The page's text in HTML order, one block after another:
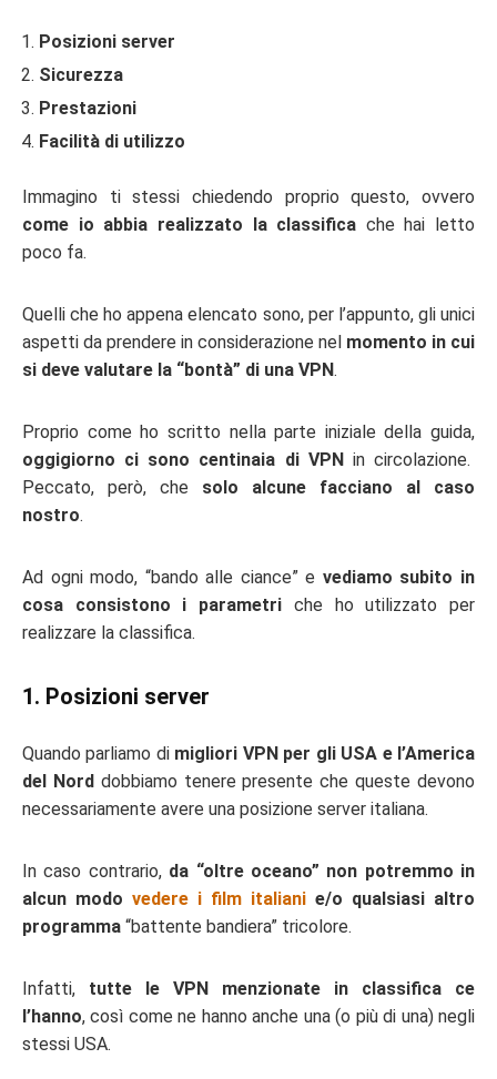
Posizioni server
Sicurezza
Prestazioni
Facilità di utilizzo
Immagino ti stessi chiedendo proprio questo, ovvero
come io abbia realizzato la classifica che hai letto
poco fa.
Quelli che ho appena elencato sono, per l’appunto, gli unici
aspetti da prendere in considerazione nel momento in cui
si deve valutare la “bontà” di una VPN.
Proprio come ho scritto nella parte iniziale della guida,
oggigiorno ci sono centinaia di VPNin circolazione.
Peccato, però, che solo alcune facciano al caso
nostro.
Ad ogni modo, “bando alle ciance” e vediamo subito in
cosa consistono i parametri che ho utilizzato per
realizzare la classifica.
1. Posizioni server
Quando parliamo di migliori VPN per gli USA e l’America
del Norddobbiamo tenere presente che queste devono
necessariamente avere una posizione server italiana.
In caso contrario, da “oltre oceano” non potremmo in
alcun modo vedere i film italiani e/o qualsiasi altro
programma “battente bandiera” tricolore.
Infatti, tutte le VPN menzionate in classifica ce
l’hanno, così come ne hanno anche una (o più di una) negli
stessi USA.